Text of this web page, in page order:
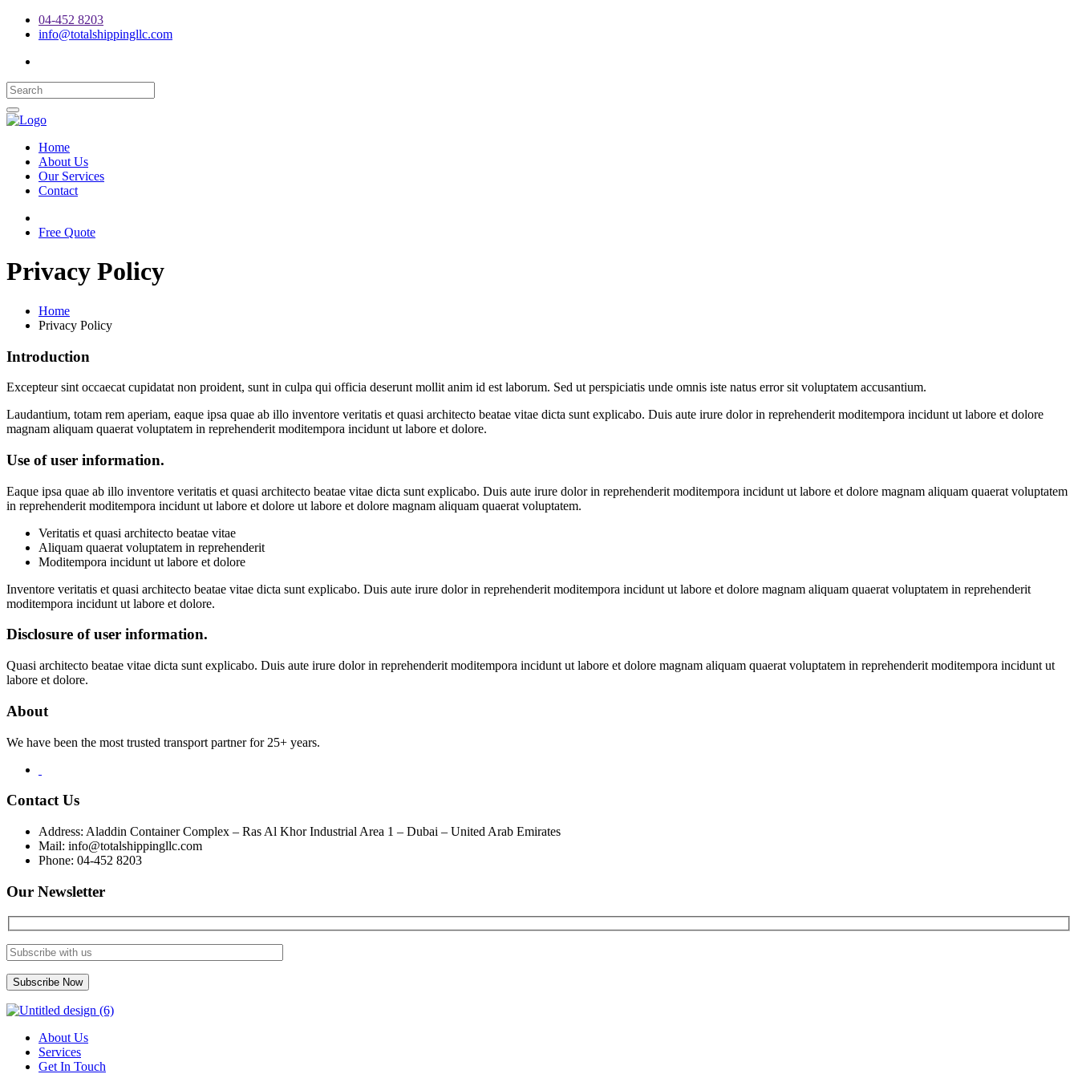
04-452 8203
info@totalshippingllc.com
Home
About Us
Our Services
Contact
Free Quote
Privacy Policy
Home
Privacy Policy
Introduction
Excepteur sint occaecat cupidatat non proident, sunt in culpa qui officia deserunt mollit anim id est laborum. Sed ut perspiciatis unde omnis iste natus error sit voluptatem accusantium.
Laudantium, totam rem aperiam, eaque ipsa quae ab illo inventore veritatis et quasi architecto beatae vitae dicta sunt explicabo. Duis aute irure dolor in reprehenderit moditempora incidunt ut labore et dolore
magnam aliquam quaerat voluptatem in reprehenderit moditempora incidunt ut labore et dolore.
Use of user information.
Eaque ipsa quae ab illo inventore veritatis et quasi architecto beatae vitae dicta sunt explicabo. Duis aute irure dolor in reprehenderit moditempora incidunt ut labore et dolore magnam aliquam quaerat voluptatem
in reprehenderit moditempora incidunt ut labore et dolore ut labore et dolore magnam aliquam quaerat voluptatem.
Veritatis et quasi architecto beatae vitae
Aliquam quaerat voluptatem in reprehenderit
Moditempora incidunt ut labore et dolore
Inventore veritatis et quasi architecto beatae vitae dicta sunt explicabo. Duis aute irure dolor in reprehenderit moditempora incidunt ut labore et dolore magnam aliquam quaerat voluptatem in reprehenderit
moditempora incidunt ut labore et dolore.
Disclosure of user information.
Quasi architecto beatae vitae dicta sunt explicabo. Duis aute irure dolor in reprehenderit moditempora incidunt ut labore et dolore magnam aliquam quaerat voluptatem in reprehenderit moditempora incidunt ut
labore et dolore.
About
We have been the most trusted transport partner for 25+ years.
Contact Us
Address: Aladdin Container Complex – Ras Al Khor Industrial Area 1 – Dubai – United Arab Emirates
Mail: info@totalshippingllc.com
Phone: 04-452 8203
Our Newsletter
About Us
Services
Get In Touch